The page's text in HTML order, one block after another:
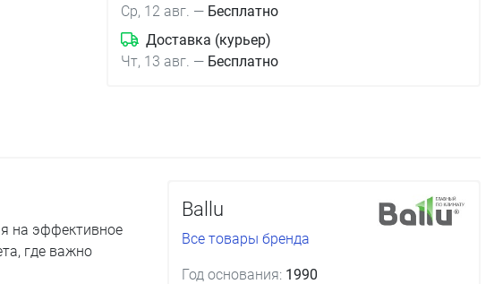
Ср, 12 авг. — Бесплатно
Доставка (курьер)
Чт, 13 авг. — Бесплатно
на эффективное
где важно
Ballu
Все товары бренда
Год основания: 1990